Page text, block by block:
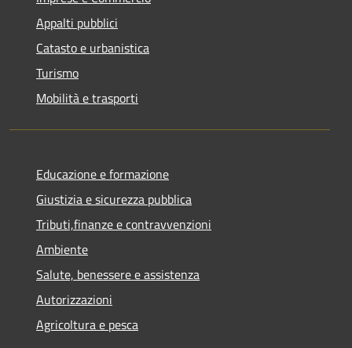
Appalti pubblici
Catasto e urbanistica
Turismo
Mobilità e trasporti
Educazione e formazione
Giustizia e sicurezza pubblica
Tributi,finanze e contravvenzioni
Ambiente
Salute, benessere e assistenza
Autorizzazioni
Agricoltura e pesca